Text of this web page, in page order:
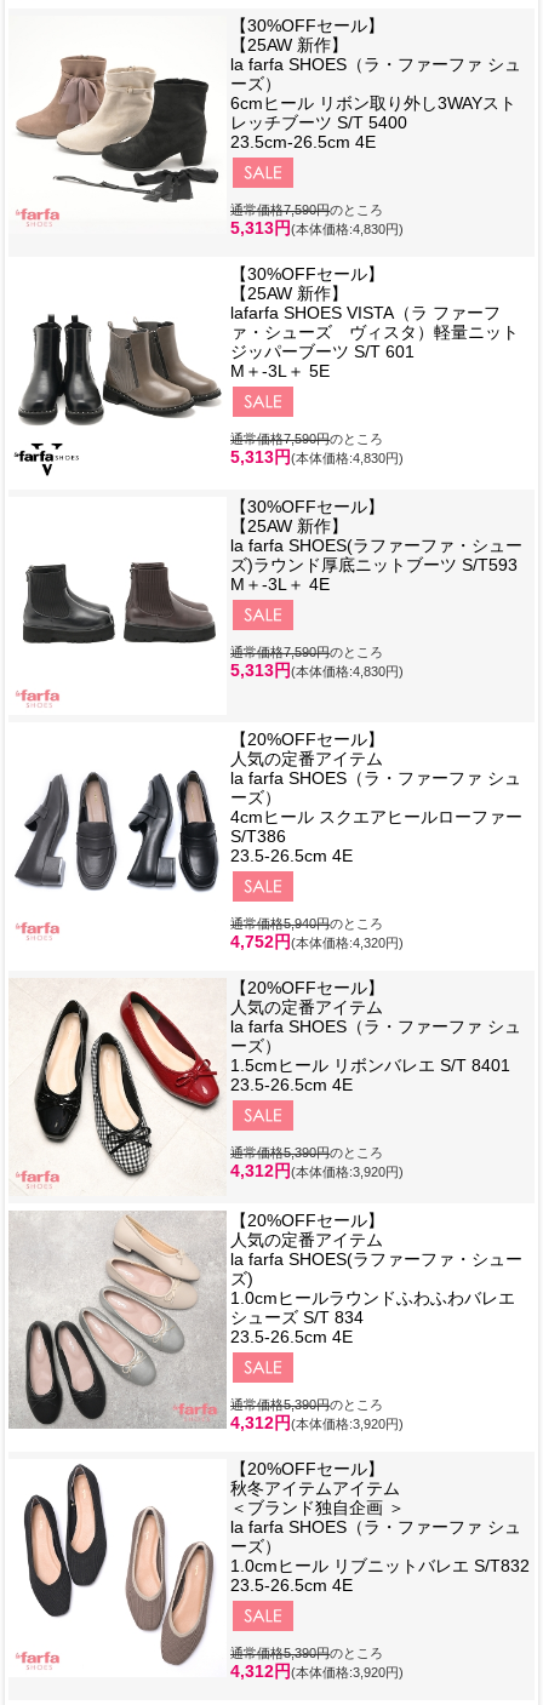
【30%OFFセール】
【25AW 新作】
la farfa SHOES（ラ・ファーファ シュ
ーズ）
6cmヒール リボン取り外し3WAYスト
レッチブーツ S/T 5400
23.5cm-26.5cm 4E
通常価格7,590円のところ
5,313円(本体価格:4,830円)
【30%OFFセール】
【25AW 新作】
lafarfa SHOES VISTA（ラ ファーフ
ァ・シューズ ヴィスタ）軽量ニット
ジッパーブーツ S/T 601
M＋-3L＋ 5E
通常価格7,590円のところ
5,313円(本体価格:4,830円)
【30%OFFセール】
【25AW 新作】
la farfa SHOES(ラファーファ・シュー
ズ)ラウンド厚底ニットブーツ S/T593
M＋-3L＋ 4E
通常価格7,590円のところ
5,313円(本体価格:4,830円)
【20%OFFセール】
人気の定番アイテム
la farfa SHOES（ラ・ファーファ シュ
ーズ）
4cmヒール スクエアヒールローファー
S/T386
23.5-26.5cm 4E
通常価格5,940円のところ
4,752円(本体価格:4,320円)
【20%OFFセール】
人気の定番アイテム
la farfa SHOES（ラ・ファーファ シュ
ーズ）
1.5cmヒール リボンバレエ S/T 8401
23.5-26.5cm 4E
通常価格5,390円のところ
4,312円(本体価格:3,920円)
【20%OFFセール】
人気の定番アイテム
la farfa SHOES(ラファーファ・シュー
ズ)
1.0cmヒールラウンドふわふわバレエ
シューズ S/T 834
23.5-26.5cm 4E
通常価格5,390円のところ
4,312円(本体価格:3,920円)
【20%OFFセール】
秋冬アイテムアイテム
＜ブランド独自企画 ＞
la farfa SHOES（ラ・ファーファ シュ
ーズ）
1.0cmヒール リブニットバレエ S/T832
23.5-26.5cm 4E
通常価格5,390円のところ
4,312円(本体価格:3,920円)